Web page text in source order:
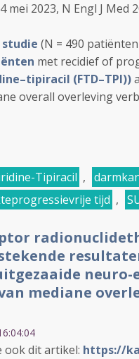
mei 2023, N Engl J Med
studie (N = 490
met recidief of
(FTD–TPI))
overall overleving
Tipiracil ,
tijd ,
mediane
ook dit artikel: https://